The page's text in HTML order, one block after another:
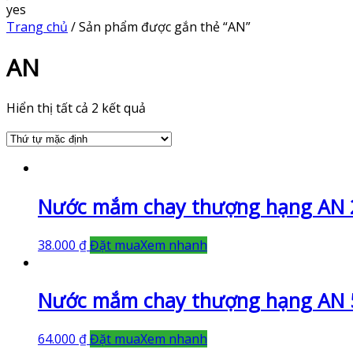
yes
Trang chủ / Sản phẩm được gắn thẻ “AN”
AN
Hiển thị tất cả 2 kết quả
Nước mắm chay thượng hạng AN
38.000 ₫Đặt muaXem nhanh
Nước mắm chay thượng hạng AN
64.000 ₫Đặt muaXem nhanh